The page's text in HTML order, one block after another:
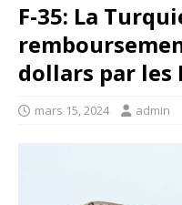
F-35: La
dollars par les
mars 15, 2024 admin